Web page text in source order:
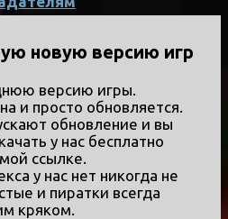
новую версию игр
версию игры.
и просто обновляется.
обновление и вы
у нас бесплатно
ссылке.
у нас нет никогда не
и пиратки всегда
кряком.